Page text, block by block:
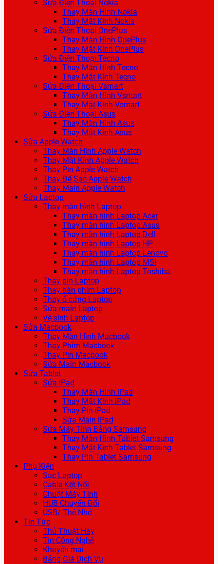
Sửa Điện Thoại Nokia
Thay Màn Hình Nokia
Thay Mặt Kính Nokia
Sửa Điện Thoại OnePlus
Thay Màn Hình OnePlus
Thay Mặt Kính OnePlus
Sửa Điện Thoại Tecno
Thay Màn Hình Tecno
Thay Mặt Kính Tecno
Sửa Điện Thoại Vsmart
Thay Màn Hình Vsmart
Thay Mặt Kính Vsmart
Sửa Điện Thoại Asus
Thay Màn Hình Asus
Thay Mặt Kính Asus
Sửa Apple Watch
Thay Màn Hình Apple Watch
Thay Mặt Kính Apple Watch
Thay Pin Apple Watch
Thay Đế Sạc Apple Watch
Thay Main Apple Watch
Sửa Laptop
Thay màn hình Laptop
Thay màn hình Laptop Acer
Thay màn hình Laptop Asus
Thay màn hình Laptop Dell
Thay màn hình Laptop HP
Thay màn hình Laptop Lenovo
Thay màn hình Laptop MSI
Thay màn hình Laptop Toshiba
Thay pin Laptop
Thay bàn phím Laptop
Thay ổ cứng Laptop
Sửa main Laptop
Vệ sinh Laptop
Sửa Macbook
Thay Màn Hình Macbook
Thay Phím Macbook
Thay Pin Macbook
Sửa Main Macbook
Sửa Tablet
Sửa iPad
Thay Màn Hình iPad
Thay Mặt Kính iPad
Thay Pin iPad
Sửa Main iPad
Sửa Máy Tính Bảng Samsung
Thay Màn Hình Tablet Samsung
Thay Mặt Kính Tablet Samsung
Thay Pin Tablet Samsung
Phụ Kiện
Sạc Laptop
Cable Kết Nối
Chuột Máy Tính
HUB Chuyển Đổi
USB/ Thẻ Nhớ
Tin Tức
Thủ Thuật Hay
Tin Công Nghệ
Khuyến mại
Bảng Giá Dịch Vụ